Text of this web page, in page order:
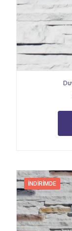
İNDIRIMDE